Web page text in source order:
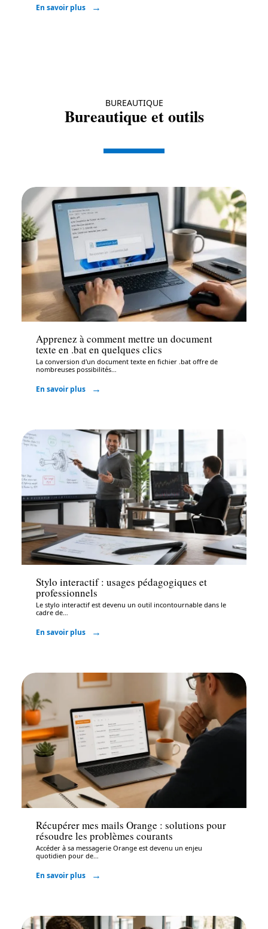
En savoir plus
BUREAUTIQUE
Bureautique et outils
Bureautique
Apprenez à comment mettre un document
texte en .bat en quelques clics
La conversion d'un document texte en fichier .bat offre de
nombreuses possibilités…
En savoir plus
Bureautique
Stylo interactif : usages pédagogiques et
professionnels
Le stylo interactif est devenu un outil incontournable dans le
cadre de
En savoir plus
Bureautique
Récupérer mes mails Orange : solutions pour
résoudre les problèmes courants
Accéder à sa messagerie Orange est devenu un enjeu
quotidien pour de …
En savoir plus